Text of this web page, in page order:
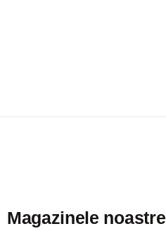
Magazinele noastre